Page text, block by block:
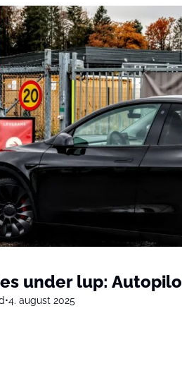
under lup:
•4. august 2025